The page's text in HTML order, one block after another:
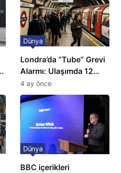
Londra’da “Tube” Grevi
Alarmı: Ulaşımda 12
Günlük Kaos Kapıda
Dünya
4 ay önce
BBC içerikleri
Dünya